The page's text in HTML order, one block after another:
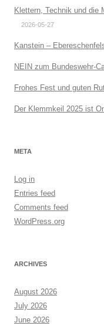
Klettern, Technik und die
2026-05-27
Kanstein –
NEIN zum Bundeswehr-
Frohes Fest und guten
Der Klemmkeil 2025 ist
META
Log in
Entries feed
Comments feed
WordPress.org
ARCHIVES
August 2026
July 2026
June 2026